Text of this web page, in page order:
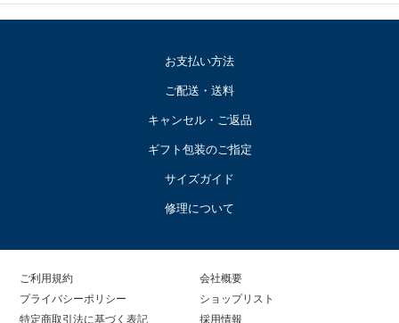
お支払い方法
ご配送・送料
キャンセル・ご返品
ギフト包装のご指定
サイズガイド
修理について
ご利用規約
プライバシーポリシー
特定商取引法に基づく表記
会社概要
ショップリスト
採用情報